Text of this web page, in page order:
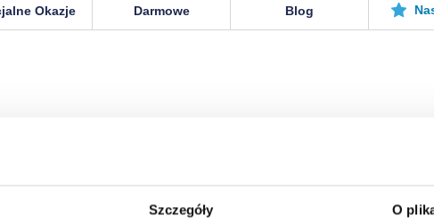
Szczegóły O
Okazje Darmowe Blog